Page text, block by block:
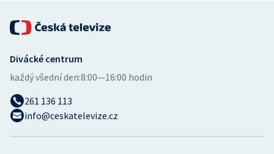
Divácké centrum
každý všední den:8:00—16:00 hodin
261 136 113
info@ceskatelevize.cz